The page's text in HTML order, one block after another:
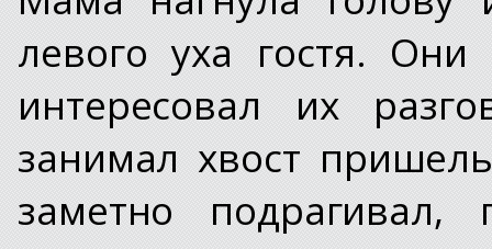
левого уха гостя.
интересовал их
занимал хвост
заметно подрагивал,